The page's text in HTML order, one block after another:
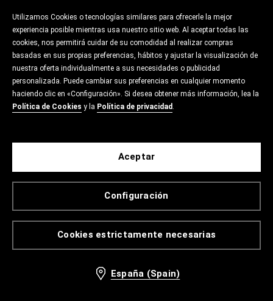
Utilizamos Cookies o tecnologías similares para ofrecerle la mejor
experiencia posible mientras usa nuestro sitio web. Al aceptar todas las
cookies, nos permitirá cuidar de su comodidad al realizar compras
basadas en sus propias preferencias, hábitos y ajustar la visualización de
nuestra oferta individualmente a sus necesidades o publicidad
personalizada. Puede cambiar sus preferencias en cualquier momento
haciendo clic en «Configuración». Si desea obtener más información, lea la
Política de Cookies y la Política de privacidad.
Cookies estrictamente necesarias
Configuración
Aceptar
España (Spain)